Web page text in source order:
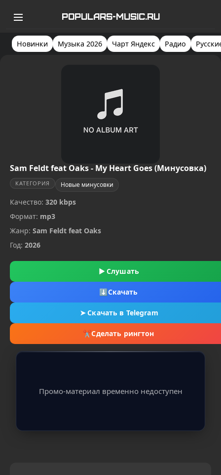
POPULARS-MUSIC.RU
Новинки Музыка 2026 Чарт Яндекс Радио
Sam Feldt feat Oaks - My Heart Goes (Минусовка)
КАТЕГОРИЯ Новые минусовки
Качество: 320 kbps
Формат: mp3
Жанр: Sam Feldt feat Oaks
Год: 2026
▶ Слушать
⬇Скачать
➤Скачать в Telegram
✂Сделать рингтон
Промо-материал временно недоступен